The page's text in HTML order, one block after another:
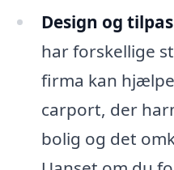
Design og
har forskellige
firma kan
carport, der
bolig og det